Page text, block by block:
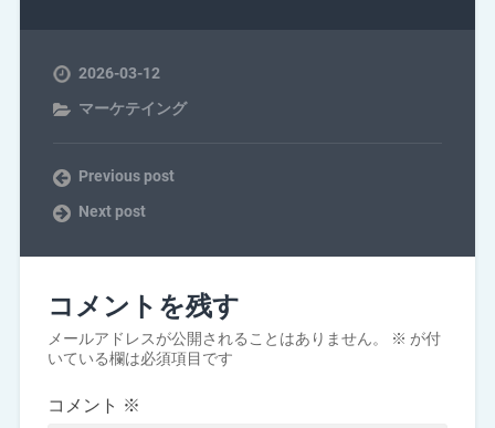
2026-03-12
マーケテイング
Previous post
Next post
コメントを残す
メールアドレスが公開されることはありません。 ※ が付
いている欄は必須項目です
コメント ※